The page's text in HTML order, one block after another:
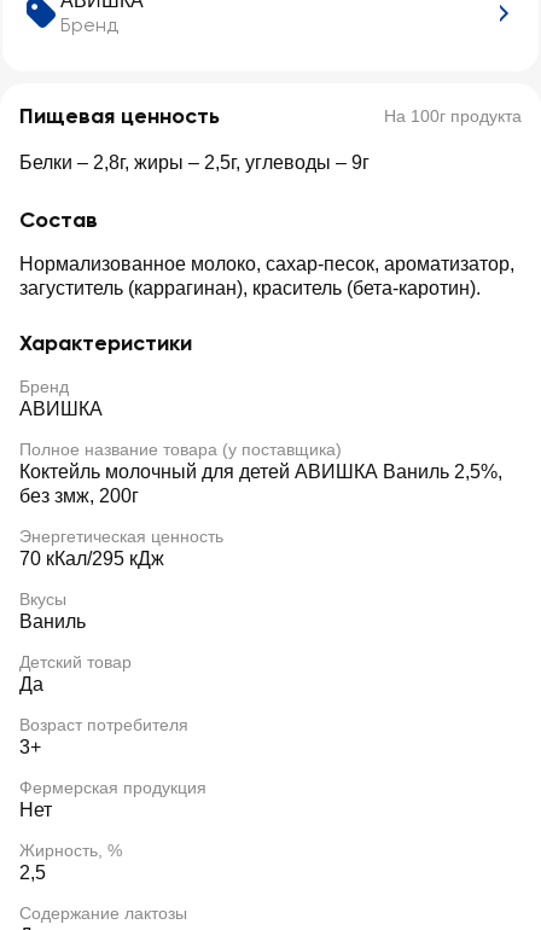
Бренд
Пищевая ценность На 100г продукта
Белки – 2,8г, жиры – 2,5г, углеводы – 9г
Состав
Нормализованное молоко, сахар-песок, ароматизатор,
загуститель (каррагинан), краситель (бета-каротин).
Характеристики
Бренд
АВИШКА
Полное название товара (у поставщика)
Коктейль молочный для детей АВИШКА Ваниль 2,5%,
без змж, 200г
Энергетическая ценность
70 кКал/295 кДж
Вкусы
Ваниль
Детский товар
Да
Возраст потребителя
3+
Фермерская продукция
Нет
Жирность, %
2,5
Содержание лактозы